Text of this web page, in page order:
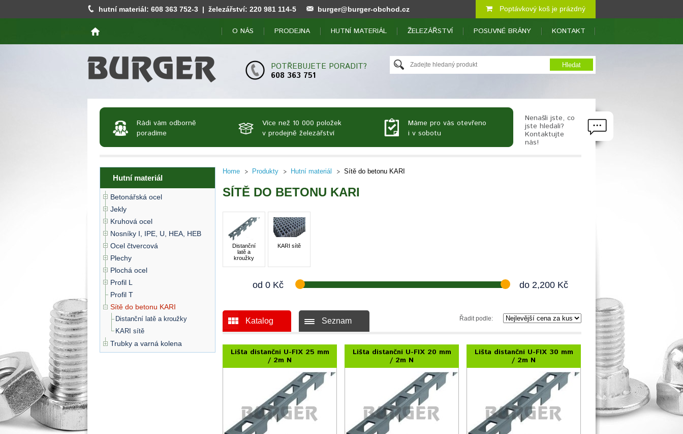
hutní materiál: 608 363 752-3 | železářství: 220 981 114-5 burger@burger-obchod.cz Poptávkový koš je prázdný
O NÁS PRODEJNA HUTNÍ MATERIÁL ŽELEZÁŘSTVÍ POSUVNÉ BRÁNY KONTAKT
POTŘEBUJETE PORADIT?
608 363 751
Rádi vám odborně
poradíme
Více než 10 000 položek
v prodejně železářství
Máme pro vás otevřeno
i v sobotu
Nenašli jste, co
jste hledali?
Kontaktujte
nás!
Hutní materiál
Betonářská ocel
Jekly
Kruhová ocel
Nosníky I, IPE, U, HEA, HEB
Ocel čtvercová
Plechy
Plochá ocel
Profil L
Profil T
Sítě do betonu KARI
Distanční latě a kroužky
KARI sítě
Trubky a varná kolena
Home Produkty Hutní materiál Sítě do betonu KARI
SÍTĚ DO BETONU KARI
Distanční
latě a
kroužky
KARI sítě
od 0 Kč do 2,200 Kč
Katalog Seznam Řadit podle:
Lišta distanční U-FIX 25 mm
/ 2m N
Lišta distanční U-FIX 20 mm
/ 2m N
Lišta distanční U-FIX 30 mm
/ 2m N